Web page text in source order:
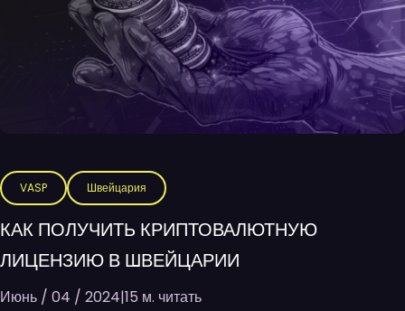
VASP Швейцария
КАК ПОЛУЧИТЬ КРИПТОВАЛЮТНУЮ
ЛИЦЕНЗИЮ В ШВЕЙЦАРИИ
Июнь / 04 / 2024|15 м. читать